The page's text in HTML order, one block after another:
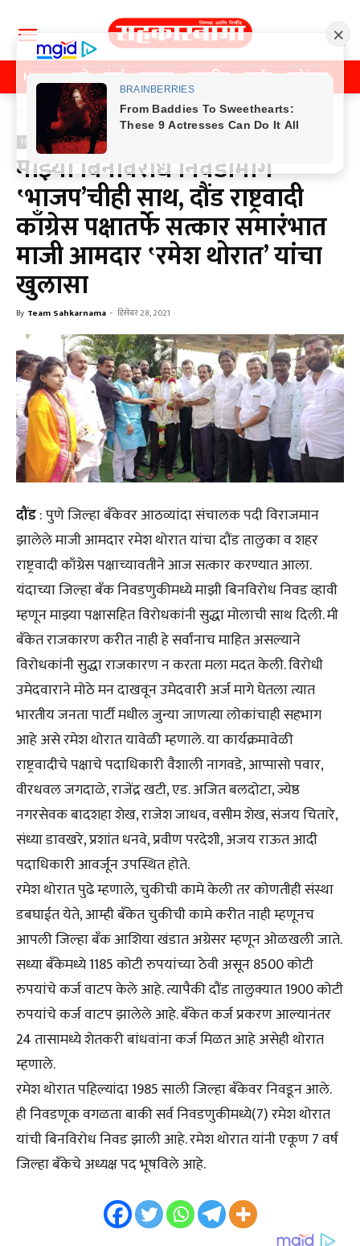
Home पुणे मुंबई महाराष्ट्र राजकीय क्राईम मनोरंजन
राजकीय
राजकीय
माझ्या बिनविरोध निवडीमागे
‛भाजप’चीही साथ, दौंड राष्ट्रवादी
काँग्रेस पक्षातर्फे सत्कार समारंभात
माजी आमदार ‛रमेश थोरात’ यांचा
खुलासा
By Team Sahkarnama - डिसेंबर 28, 2021
दौंड: पुणे जिल्हा बँकेवर आठव्यांदा संचालक पदी विराजमान
झालेले माजी आमदार रमेश थोरात यांचा दौंड तालुका व शहर
राष्ट्रवादी काँग्रेस पक्षाच्यावतीने आज सत्कार करण्यात आला.
यंदाच्या जिल्हा बँक निवडणुकीमध्ये माझी बिनविरोध निवड व्हावी
म्हणून माझ्या पक्षासहित विरोधकांनी सुद्धा मोलाची साथ दिली. मी
बँकेत राजकारण करीत नाही हे सर्वांनाच माहित असल्याने
विरोधकांनी सुद्धा राजकारण न करता मला मदत केली. विरोधी
उमेदवाराने मोठे मन दाखवून उमेदवारी अर्ज मागे घेतला त्यात
भारतीय जनता पार्टी मधील जुन्या जाणत्या लोकांचाही सहभाग
आहे असे रमेश थोरात यावेळी म्हणाले. या कार्यक्रमावेळी
राष्ट्रवादीचे पक्षाचे पदाधिकारी वैशाली नागवडे, आप्पासो पवार,
वीरधवल जगदाळे, राजेंद्र खटी, एड. अजित बलदोटा, ज्येष्ठ
नगरसेवक बादशहा शेख, राजेश जाधव, वसीम शेख, संजय चितारे,
संध्या डावखरे, प्रशांत धनवे, प्रवीण परदेशी, अजय राऊत आदी
पदाधिकारी आवर्जून उपस्थित होते.
रमेश थोरात पुढे म्हणाले, चुकीची कामे केली तर कोणतीही संस्था
डबघाईत येते, आम्ही बँकेत चुकीची कामे करीत नाही म्हणूनच
आपली जिल्हा बँक आशिया खंडात अग्रेसर म्हणून ओळखली जाते.
सध्या बँकेमध्ये 1185 कोटी रुपयांच्या ठेवी असून 8500 कोटी
रुपयांचे कर्ज वाटप केले आहे. त्यापैकी दौंड तालुक्यात 1900 कोटी
रुपयांचे कर्ज वाटप झालेले आहे. बँकेत कर्ज प्रकरण आल्यानंतर
24 तासामध्ये शेतकरी बांधवांना कर्ज मिळत आहे असेही थोरात
म्हणाले.
रमेश थोरात पहिल्यांदा 1985 साली जिल्हा बँकेवर निवडून आले.
ही निवडणूक वगळता बाकी सर्व निवडणुकीमध्ये(7) रमेश थोरात
यांची बिनविरोध निवड झाली आहे. रमेश थोरात यांनी एकूण 7 वर्ष
जिल्हा बँकेचे अध्यक्ष पद भूषविले आहे.